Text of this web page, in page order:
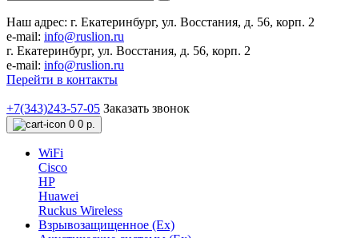
Наш адрес: г. Екатеринбург, ул. Восстания, д. 56, корп. 2
e-mail: info@ruslion.ru
г. Екатеринбург, ул. Восстания, д. 56, корп. 2
e-mail: info@ruslion.ru
Перейти в контакты
+7(343)243-57-05 Заказать звонок
0 0 р.
WiFi
Cisco
HP
Huawei
Ruckus Wireless
Взрывозащищенное (Ex)